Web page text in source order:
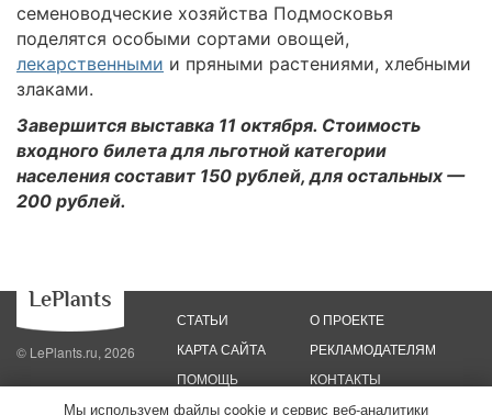
семеноводческие хозяйства Подмосковья
поделятся особыми сортами овощей,
лекарственными и пряными растениями, хлебными
злаками.
Завершится выставка 11 октября. Стоимость
входного билета для льготной категории
населения составит 150 рублей, для остальных —
200 рублей.
© LePlants.ru, 2026
СТАТЬИ
КАРТА САЙТА
ПОМОЩЬ
О ПРОЕКТЕ
РЕКЛАМОДАТЕЛЯМ
КОНТАКТЫ
Мы используем файлы cookie и сервис веб-аналитики